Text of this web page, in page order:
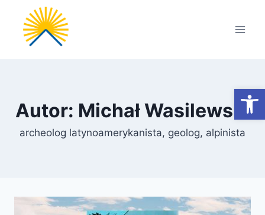
Przejdź
treści
Autor: Michał Wasilewski
archeolog latynoamerykanista, geolog, alpinista